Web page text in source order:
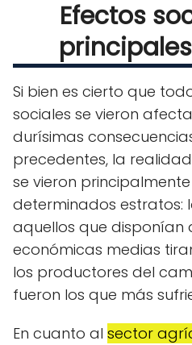
Efectos
Si bien es cierto que
sociales se vieron
durísimas
precedentes, la
se vieron
determinados estratos:
aquellos que disponían
económicas medias
los productores del
fueron los que más
En cuanto al sector